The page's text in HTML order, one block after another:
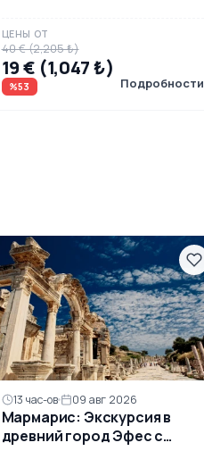
ЦЕНЫ ОТ
40 € (2,205 ₺)
19 € (1,047 ₺)
%53 Подробности
13 час-ов 09 авг 2026
Мармарис: Экскурсия в
древний город Эфес с